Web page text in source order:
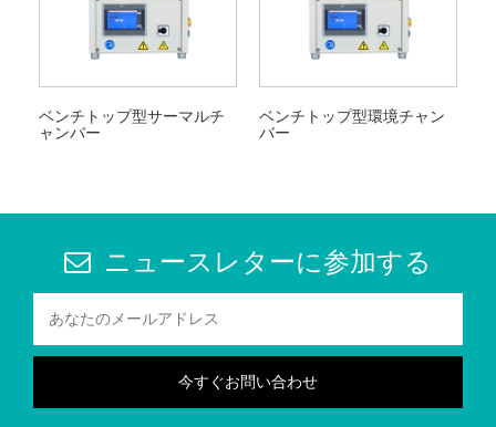
ベンチトップ型サーマルチ
ャンバー
ベンチトップ型環境チャン
バー
ニュースレターに参加する